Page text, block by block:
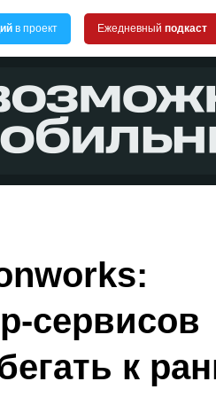
в проект Ежедневный подкаст
сервисов
к